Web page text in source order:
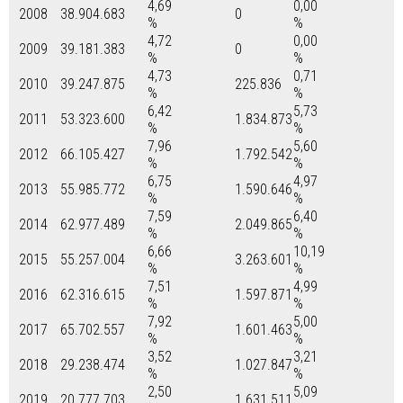
2008
38.904.683
4,69
%
0
0,00
%
2009
39.181.383
4,72
%
0
0,00
%
2010
39.247.875
4,73
%
225.836
0,71
%
2011
53.323.600
6,42
%
1.834.8735,73
%
2012
66.105.427
7,96
%
1.792.5425,60
%
2013
55.985.772
6,75
%
1.590.6464,97
%
2014
62.977.489
7,59
%
2.049.8656,40
%
2015
55.257.004
6,66
%
3.263.601 10,19
%
2016
62.316.615
7,51
%
1.597.871 4,99
%
2017
65.702.557
7,92
%
1.601.4635,00
%
2018
29.238.474
3,52
%
1.027.8473,21
%
2,50
5,09